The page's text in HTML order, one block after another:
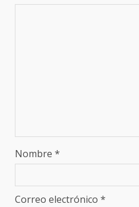
Nombre *
Correo electrónico *